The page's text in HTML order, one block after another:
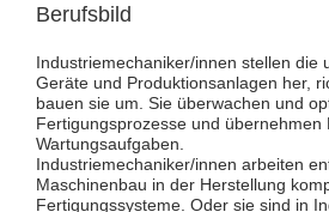
Berufsbild
Industriemechaniker/innen stellen die
Geräte und Produktionsanlagen her,
bauen sie um. Sie überwachen und
Fertigungsprozesse und übernehmen
Wartungsaufgaben.
Industriemechaniker/innen arbeiten
Maschinenbau in der Herstellung
Fertigungssysteme. Oder sie sind in